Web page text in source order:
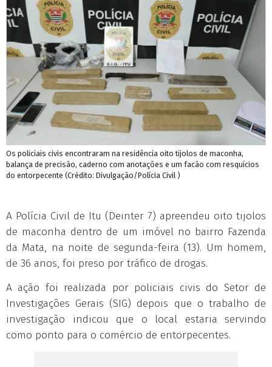
Os policiais civis encontraram na residência oito tijolos de maconha,
balança de precisão, caderno com anotações e um facão com resquícios
do entorpecente (Crédito: Divulgação/Polícia Civil )
A Polícia Civil de Itu (Deinter 7) apreendeu oito tijolos
de maconha dentro de um imóvel no bairro Fazenda
da Mata, na noite de segunda-feira (13). Um homem,
de 36 anos, foi preso por tráfico de drogas.
A ação foi realizada por policiais civis do Setor de
Investigações Gerais (SIG) depois que o trabalho de
investigação indicou que o local estaria servindo
como ponto para o comércio de entorpecentes.